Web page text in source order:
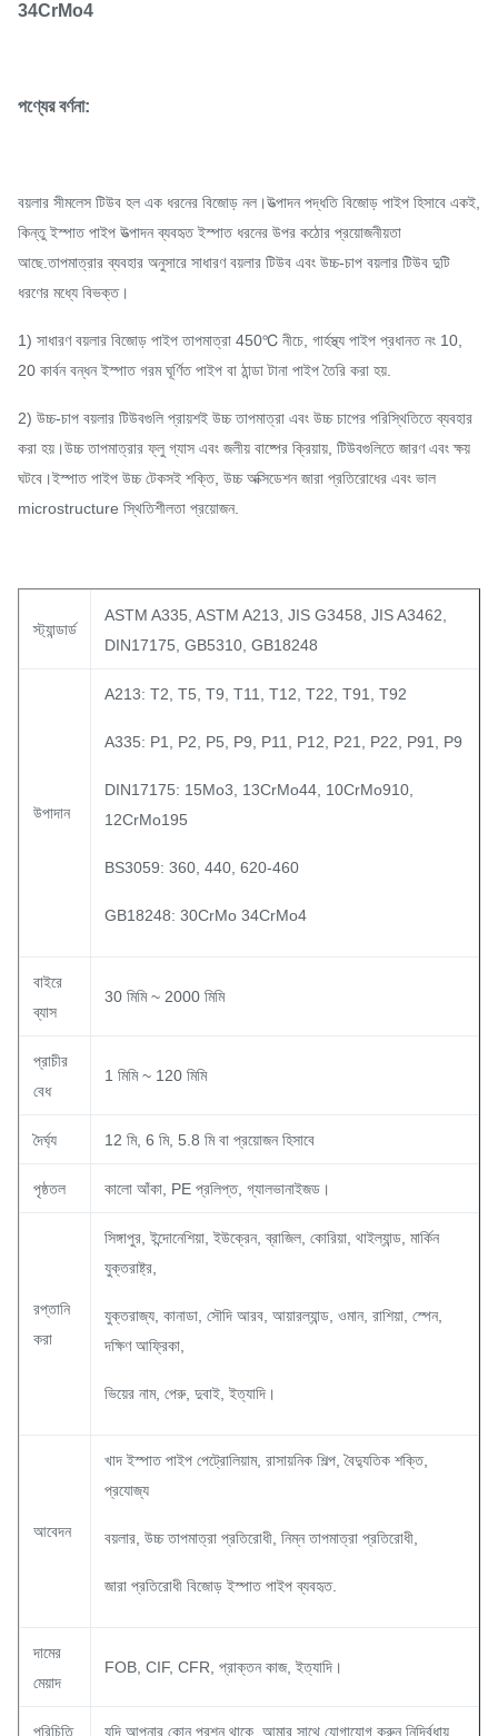
34CrMo4
পণ্যের বর্ণনা:
বয়লার সীমলেস টিউব হল এক ধরনের বিজোড় নল।উত্পাদন পদ্ধতি বিজোড় পাইপ হিসাবে একই,
কিন্তু ইস্পাত পাইপ উত্পাদন ব্যবহৃত ইস্পাত ধরনের উপর কঠোর প্রয়োজনীয়তা
আছে.তাপমাত্রার ব্যবহার অনুসারে সাধারণ বয়লার টিউব এবং উচ্চ-চাপ বয়লার টিউব দুটি
ধরণের মধ্যে বিভক্ত।
1) সাধারণ বয়লার বিজোড় পাইপ তাপমাত্রা 450℃ নীচে, গার্হস্থ্য পাইপ প্রধানত নং 10,
20 কার্বন বন্ধন ইস্পাত গরম ঘূর্ণিত পাইপ বা ঠান্ডা টানা পাইপ তৈরি করা হয়.
2) উচ্চ-চাপ বয়লার টিউবগুলি প্রায়শই উচ্চ তাপমাত্রা এবং উচ্চ চাপের পরিস্থিতিতে ব্যবহার
করা হয়।উচ্চ তাপমাত্রার ফ্লু গ্যাস এবং জলীয় বাষ্পের ক্রিয়ায়, টিউবগুলিতে জারণ এবং ক্ষয়
ঘটবে।ইস্পাত পাইপ উচ্চ টেকসই শক্তি, উচ্চ অক্সিডেশন জারা প্রতিরোধের এবং ভাল
microstructure স্থিতিশীলতা প্রয়োজন.
স্ট্যান্ডার্ড
ASTM A335, ASTM A213, JIS G3458, JIS A3462,
DIN17175, GB5310, GB18248
উপাদান
A213: T2, T5, T9, T11, T12, T22, T91, T92
A335: P1, P2, P5, P9, P11, P12, P21, P22, P91, P9
DIN17175: 15Mo3, 13CrMo44, 10CrMo910,
12CrMo195
BS3059: 360, 440, 620-460
GB18248: 30CrMo 34CrMo4
বাইরে
ব্যাস
30 মিমি ~ 2000 মিমি
প্রাচীর
বেধ
1 মিমি ~ 120 মিমি
দৈর্ঘ্য 12 মি, 6 মি, 5.8 মি বা প্রয়োজন হিসাবে
পৃষ্ঠতল কালো আঁকা, PE প্রলিপ্ত, গ্যালভানাইজড।
রপ্তানি
করা
সিঙ্গাপুর, ইন্দোনেশিয়া, ইউক্রেন, ব্রাজিল, কোরিয়া, থাইল্যান্ড, মার্কিন
যুক্তরাষ্ট্র,
যুক্তরাজ্য, কানাডা, সৌদি আরব, আয়ারল্যান্ড, ওমান, রাশিয়া, স্পেন,
দক্ষিণ আফ্রিকা,
ভিয়ের নাম, পেরু, দুবাই, ইত্যাদি।
আবেদন
খাদ ইস্পাত পাইপ পেট্রোলিয়াম, রাসায়নিক শিল্প, বৈদ্যুতিক শক্তি,
প্রযোজ্য
বয়লার, উচ্চ তাপমাত্রা প্রতিরোধী, নিম্ন তাপমাত্রা প্রতিরোধী,
জারা প্রতিরোধী বিজোড় ইস্পাত পাইপ ব্যবহৃত.
দামের
মেয়াদ
FOB, CIF, CFR, প্রাক্তন কাজ, ইত্যাদি।
পরিচিতি যদি আপনার কোন প্রশ্ন থাকে, আমার সাথে যোগাযোগ করুন নির্দ্বিধায়.